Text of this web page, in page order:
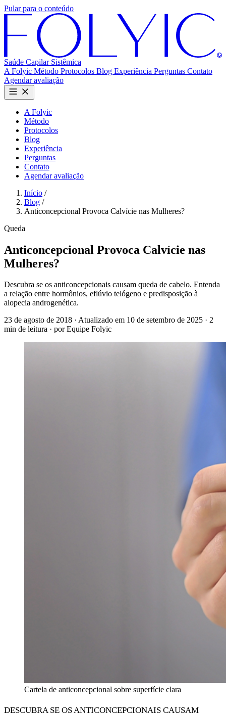
Pular para o conteúdo
Saúde Capilar Sistêmica
A Folyic Método Protocolos Blog Experiência Perguntas Contato
Agendar avaliação
A Folyic
Método
Protocolos
Blog
Experiência
Perguntas
Contato
Agendar avaliação
Início /
Blog /
Anticoncepcional Provoca Calvície nas Mulheres?
Queda
Anticoncepcional Provoca Calvície nas
Mulheres?
Descubra se os anticoncepcionais causam queda de cabelo. Entenda
a relação entre hormônios, eflúvio telógeno e predisposição à
alopecia androgenética.
23 de agosto de 2018 · Atualizado em 10 de setembro de 2025 · 2
min de leitura · por Equipe Folyic
Cartela de anticoncepcional sobre superfície clara
DESCUBRA SE OS ANTICONCEPCIONAIS CAUSAM